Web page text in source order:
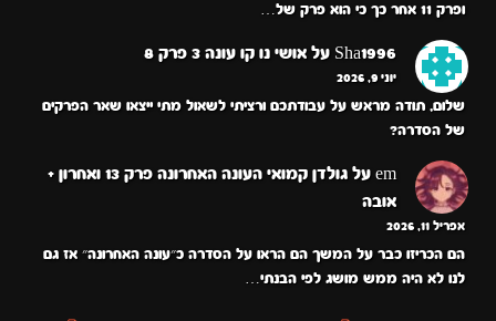
ופרק 11 אחר כך כי הוא פרק של…
Sha1996 על אושי נו קו עונה 3 פרק 8
יוני 9, 2026
שלום, תודה מראש על עבודתכם ורציתי לשאול מתי ייצאו שאר הפרקים
של הסדרה?
em על
גולדן קמואי העונה האחרונה פרק 13 ואחרון +
אובה
אפריל 11, 2026
הם הכריזו כבר על המשך הם הראו על הסדרה כ״עונה האחרונה״ אז גם
לנו לא היה ממש מושג לפי הבנתי…